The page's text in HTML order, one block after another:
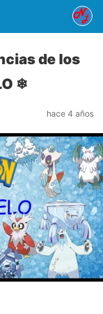
de los
❄
hace 4 años